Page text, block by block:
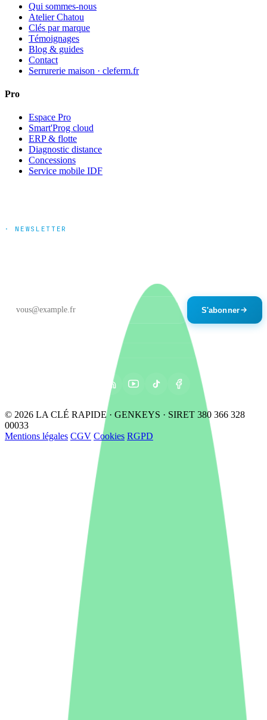
Qui sommes-nous
Atelier Chatou
Clés par marque
Témoignages
Blog & guides
Contact
Serrurerie maison · cleferm.fr
Pro
Espace Pro
Smart'Prog cloud
ERP & flotte
Diagnostic distance
Concessions
Service mobile IDF
· NEWSLETTER
S'abonner
© 2026 LA CLÉ RAPIDE · GENKEYS · SIRET 380 366 328
00033
Mentions légales CGV Cookies RGPD